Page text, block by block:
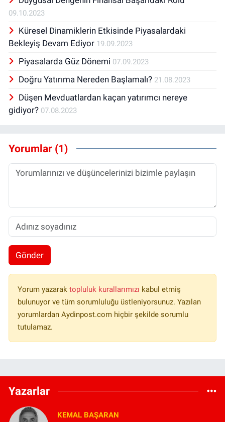
09.10.2023
Küresel Dinamiklerin Etkisinde Piyasalardaki
Bekleyiş Devam Ediyor 19.09.2023
Piyasalarda Güz Dönemi 07.09.2023
Doğru Yatırıma Nereden Başlamalı? 21.08.2023
Düşen Mevduatlardan kaçan yatırımcı nereye
gidiyor? 07.08.2023
Yorumlar (1)
Gönder
Yorum yazarak topluluk kurallarımızı kabul etmiş
bulunuyor ve tüm sorumluluğu üstleniyorsunuz. Yazılan
yorumlardan Aydinpost.com hiçbir şekilde sorumlu
tutulamaz.
Yazarlar
KEMAL BAŞARAN